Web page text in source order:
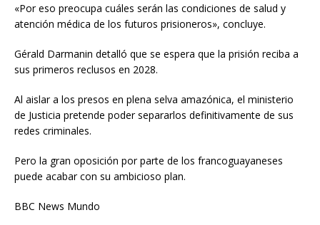
«Por eso preocupa cuáles serán las condiciones de salud y
atención médica de los futuros prisioneros», concluye.
Gérald Darmanin detalló que se espera que la prisión reciba a
sus primeros reclusos en 2028.
Al aislar a los presos en plena selva amazónica, el ministerio
de Justicia pretende poder separarlos definitivamente de sus
redes criminales.
Pero la gran oposición por parte de los francoguayaneses
puede acabar con su ambicioso plan.
BBC News Mundo